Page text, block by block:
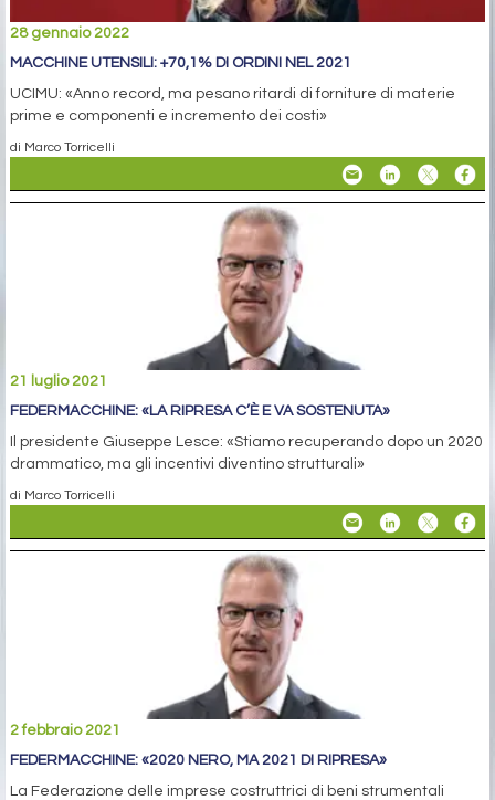
28 gennaio 2022
MACCHINE UTENSILI: +70,1% DI ORDINI NEL 2021
UCIMU: «Anno record, ma pesano ritardi di forniture di materie
prime e componenti e incremento dei costi»
di Marco Torricelli
21 luglio 2021
FEDERMACCHINE: «LA RIPRESA C’È E VA SOSTENUTA»
Il presidente Giuseppe Lesce: «Stiamo recuperando dopo un 2020
drammatico, ma gli incentivi diventino strutturali»
di Marco Torricelli
2 febbraio 2021
FEDERMACCHINE: «2020 NERO, MA 2021 DI RIPRESA»
La Federazione delle imprese costruttrici di beni strumentali